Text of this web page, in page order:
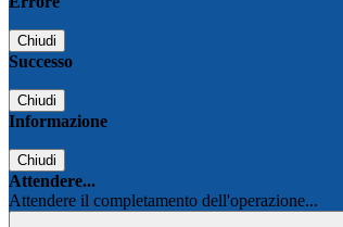
Chiudi
Successo
Chiudi
Informazione
Chiudi
Attendere...
Attendere il completamento dell'operazione...